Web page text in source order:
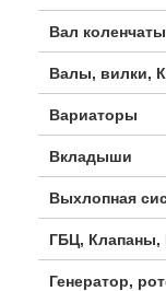
Вал
Валы, вилки,
Вариаторы
Вкладыши
Выхлопная
ГБЦ, Клапаны,
Генератор,